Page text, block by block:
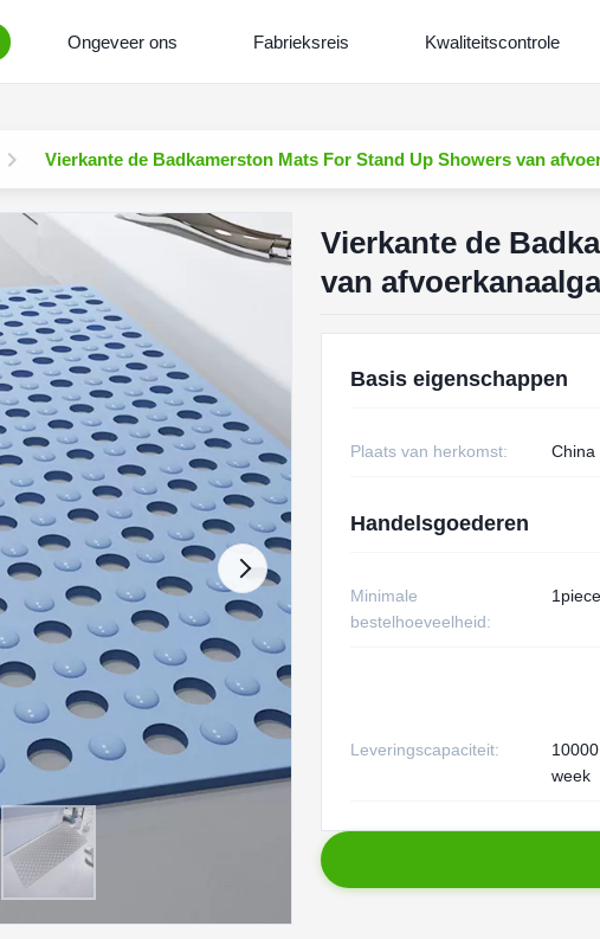
Ongeveer ons Fabrieksreis Kwaliteitscontrole
Vierkante de Badkamerston Mats For Stand Up Showers van
Vierkante de
van
Basis eigenschappen
Plaats van herkomst: China
Handelsgoederen
Minimale
bestelhoeveelheid:
1piece
Leveringscapaciteit:
week